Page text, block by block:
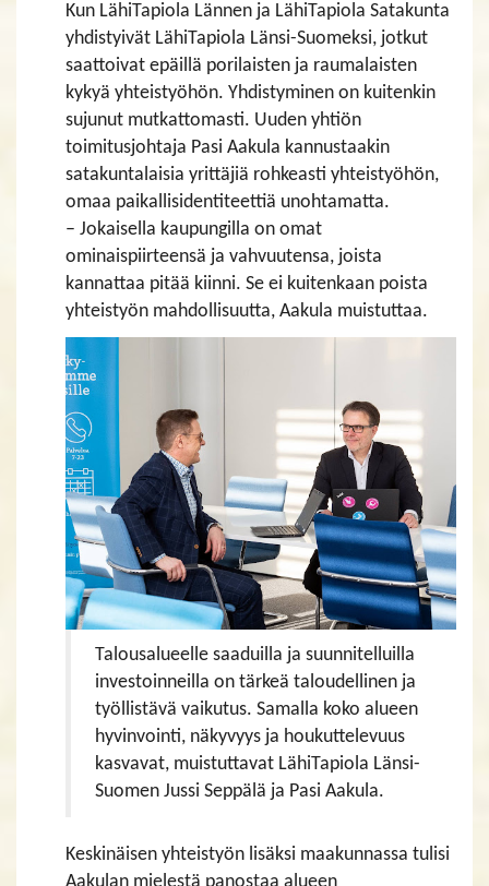
Kun LähiTapiola Lännen ja LähiTapiola Satakunta
yhdistyivät LähiTapiola Länsi-Suomeksi, jotkut
saattoivat epäillä porilaisten ja raumalaisten
kykyä yhteistyöhön. Yhdistyminen on kuitenkin
sujunut mutkattomasti. Uuden yhtiön
toimitusjohtaja Pasi Aakula kannustaakin
satakuntalaisia yrittäjiä rohkeasti yhteistyöhön,
omaa paikallisidentiteettiä unohtamatta.
– Jokaisella kaupungilla on omat
ominaispiirteensä ja vahvuutensa, joista
kannattaa pitää kiinni. Se ei kuitenkaan poista
yhteistyön mahdollisuutta, Aakula muistuttaa.
Talousalueelle saaduilla ja suunnitelluilla
investoinneilla on tärkeä taloudellinen ja
työllistävä vaikutus. Samalla koko alueen
hyvinvointi, näkyvyys ja houkuttelevuus
kasvavat, muistuttavat LähiTapiola Länsi-
Suomen Jussi Seppälä ja Pasi Aakula.
Keskinäisen yhteistyön lisäksi maakunnassa tulisi